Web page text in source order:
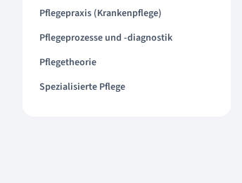
Pflegepraxis (Krankenpflege)
Pflegeprozesse und -diagnostik
Pflegetheorie
Spezialisierte Pflege